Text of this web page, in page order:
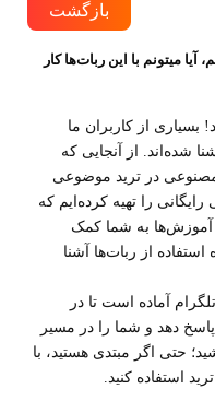
بازگشت
میتونم با این ربات‌ها کار
بسیاری از کاربران ما
شده‌اند. از آنجایی که
در ترید موضوعی
را تهیه کرده‌ایم که
به شما کمک
از ربات‌ها آشنا
آماده است تا در
دهد و شما را در مسیر
حتی اگر مبتدی هستید، با
استفاده کنید.